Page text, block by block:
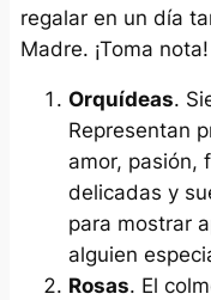
regalar en un día
Madre. ¡Toma nota!
Orquídeas.
Representan
amor, pasión,
delicadas y
para mostrar
alguien
Rosas. El